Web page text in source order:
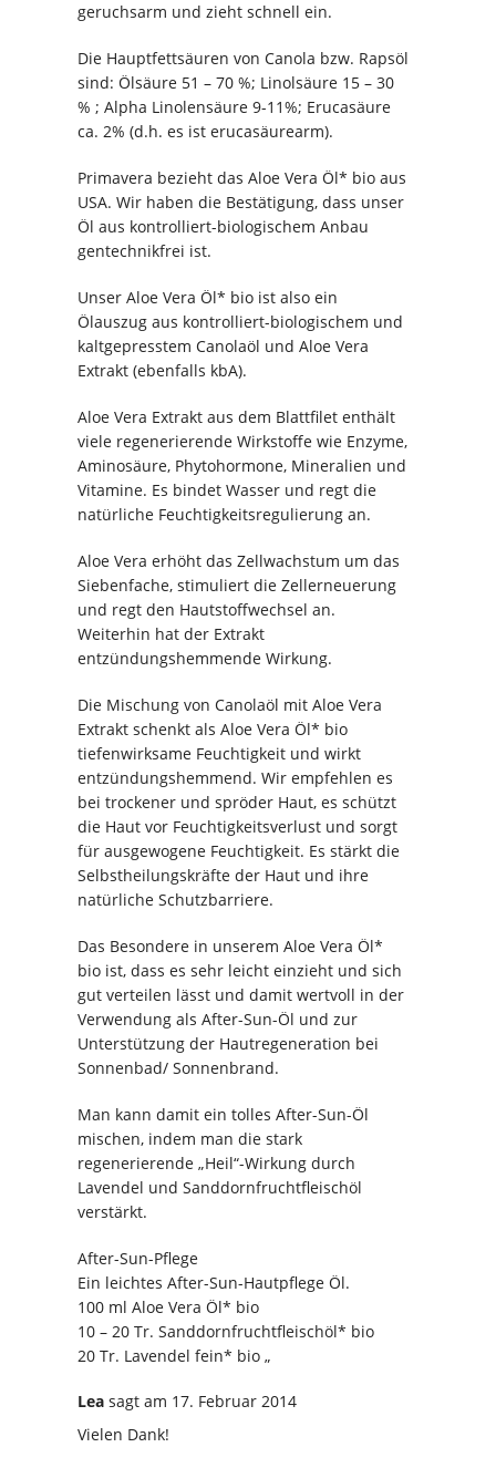
geruchsarm und zieht schnell ein.
Die Hauptfettsäuren von Canola bzw. Rapsöl
sind: Ölsäure 51 – 70 %; Linolsäure 15 – 30
% ; Alpha Linolensäure 9-11%; Erucasäure
ca. 2% (d.h. es ist erucasäurearm).
Primavera bezieht das Aloe Vera Öl* bio aus
USA. Wir haben die Bestätigung, dass unser
Öl aus kontrolliert-biologischem Anbau
gentechnikfrei ist.
Unser Aloe Vera Öl* bio ist also ein
Ölauszug aus kontrolliert-biologischem und
kaltgepresstem Canolaöl und Aloe Vera
Extrakt (ebenfalls kbA).
Aloe Vera Extrakt aus dem Blattfilet enthält
viele regenerierende Wirkstoffe wie Enzyme,
Aminosäure, Phytohormone, Mineralien und
Vitamine. Es bindet Wasser und regt die
natürliche Feuchtigkeitsregulierung an.
Aloe Vera erhöht das Zellwachstum um das
Siebenfache, stimuliert die Zellerneuerung
und regt den Hautstoffwechsel an.
Weiterhin hat der Extrakt
entzündungshemmende Wirkung.
Die Mischung von Canolaöl mit Aloe Vera
Extrakt schenkt als Aloe Vera Öl* bio
tiefenwirksame Feuchtigkeit und wirkt
entzündungshemmend. Wir empfehlen es
bei trockener und spröder Haut, es schützt
die Haut vor Feuchtigkeitsverlust und sorgt
für ausgewogene Feuchtigkeit. Es stärkt die
Selbstheilungskräfte der Haut und ihre
natürliche Schutzbarriere.
Das Besondere in unserem Aloe Vera Öl*
bio ist, dass es sehr leicht einzieht und sich
gut verteilen lässt und damit wertvoll in der
Verwendung als After-Sun-Öl und zur
Unterstützung der Hautregeneration bei
Sonnenbad/ Sonnenbrand.
Man kann damit ein tolles After-Sun-Öl
mischen, indem man die stark
regenerierende „Heil“-Wirkung durch
Lavendel und Sanddornfruchtfleischöl
verstärkt.
After-Sun-Pflege
Ein leichtes After-Sun-Hautpflege Öl.
100 ml Aloe Vera Öl* bio
10 – 20 Tr. Sanddornfruchtfleischöl* bio
20 Tr. Lavendel fein* bio „
Lea sagt am 17. Februar 2014
Vielen Dank!